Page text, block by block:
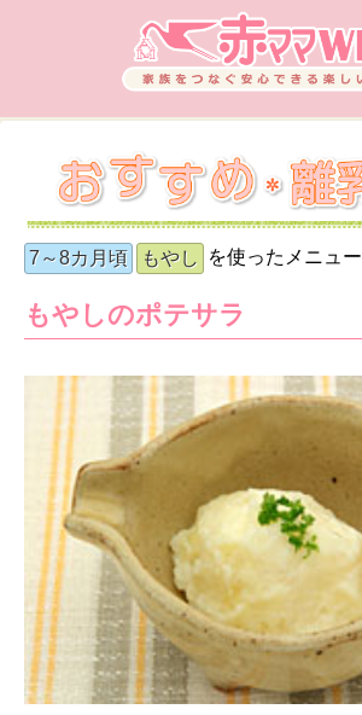
7～8カ月頃 もやし を使ったメニュー
もやしのポテサラ